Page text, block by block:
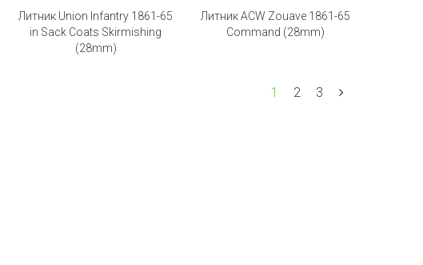
Литник Union Infantry 1861-65
in Sack Сoats Skirmishing
(28mm)
Литник ACW Zouave 1861-65
Command (28mm)
1 2 3